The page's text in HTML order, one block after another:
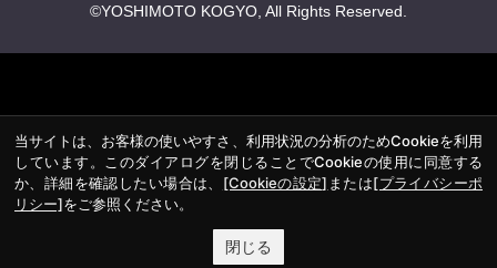
©YOSHIMOTO KOGYO, All Rights Reserved.
当サイトは、お客様の使いやすさ、利用状況の分析のためCookieを利用
しています。このダイアログを閉じることでCookieの使用に同意する
か、詳細を確認したい場合は、 [Cookieの設定] または[プライバシーポ
リシー]をご参照ください。
閉じる